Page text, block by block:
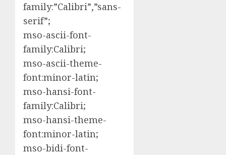
family:”Calibri”,”sans-
serif”;
mso-ascii-font-
family:Calibri;
mso-ascii-theme-
font:minor-latin;
mso-hansi-font-
family:Calibri;
mso-hansi-theme-
font:minor-latin;
mso-bidi-font-